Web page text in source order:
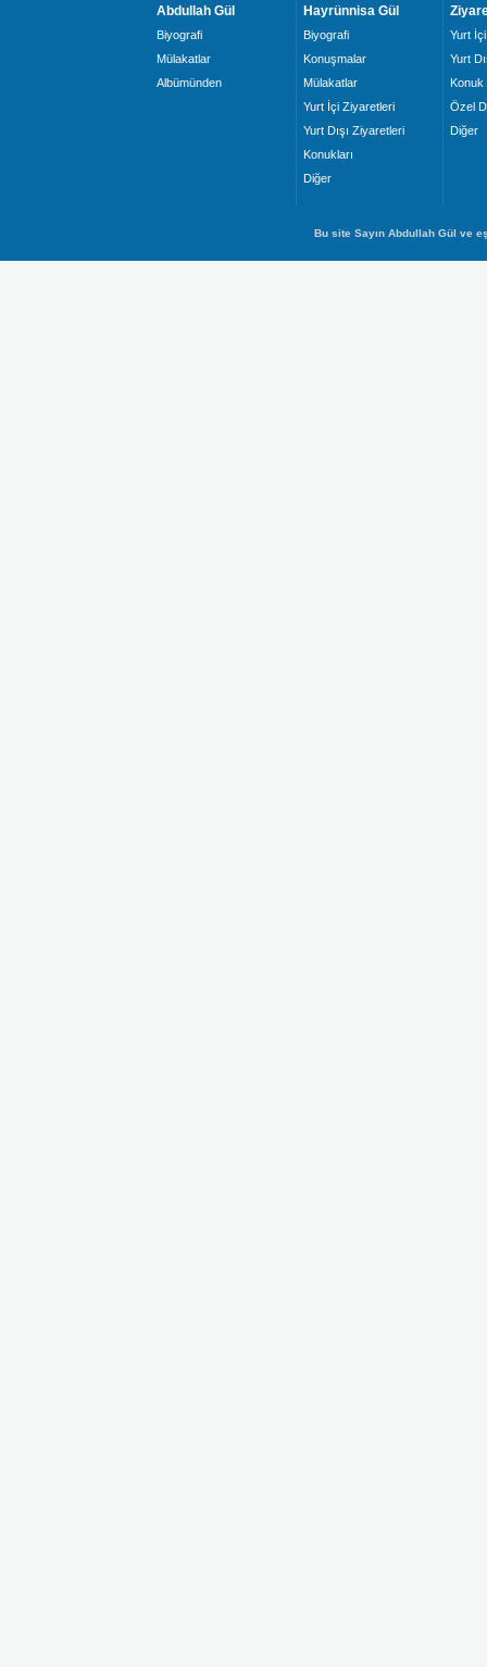
Abdullah Gül
Biyografi
Mülakatlar
Albümünden
Hayrünnisa Gül
Biyografi
Konuşmalar
Mülakatlar
Yurt İçi Ziyaretleri
Yurt Dışı Ziyaretleri
Konukları
Diğer
Yurt İçi
Yurt
Konuk
Özel
Diğer
Bu site Sayın Abdullah Gül ve